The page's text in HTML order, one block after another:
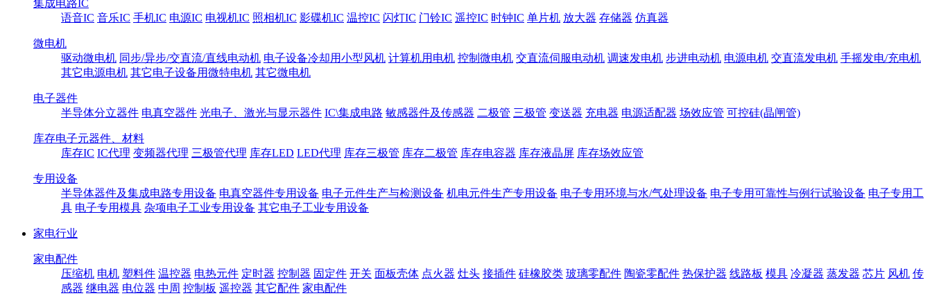
集成电路IC
语音IC 音乐IC 手机IC 电源IC 电视机IC 照相机IC 影碟机IC 温控IC 闪灯IC 门铃IC 遥控IC 时钟IC 单片机 放大器 存储器 仿真器
微电机
驱动微电机 同步/异步/交直流/直线电动机 电子设备冷却用小型风机 计算机用电机 控制微电机 交直流伺服电动机 调速发电机 步进电动机 电源电机 交直流发电机 手摇发电/充电机
其它电源电机 其它电子设备用微特电机 其它微电机
电子器件
半导体分立器件 电真空器件 光电子、激光与显示器件 IC\集成电路 敏感器件及传感器 二极管 三极管 变送器 充电器 电源适配器 场效应管 可控硅(晶闸管)
库存电子元器件、材料
库存IC IC代理 变频器代理 三极管代理 库存LED LED代理 库存三极管 库存二极管 库存电容器 库存液晶屏 库存场效应管
专用设备
半导体器件及集成电路专用设备 电真空器件专用设备 电子元件生产与检测设备 机电元件生产专用设备 电子专用环境与水/气处理设备 电子专用可靠性与例行试验设备 电子专用工
具 电子专用模具 杂项电子工业专用设备 其它电子工业专用设备
家电行业
家电配件
压缩机 电机 塑料件 温控器 电热元件 定时器 控制器 固定件 开关 面板壳体 点火器 灶头 接插件 硅橡胶类 玻璃零配件 陶瓷零配件 热保护器 线路板 模具 冷凝器 蒸发器 芯片 风机 传
感器 继电器 电位器 中周 控制板 遥控器 其它配件 家电配件